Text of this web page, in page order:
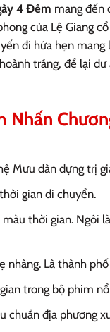
4 Đêm mang đến
của Lệ Giang
đi hứa hẹn
tráng, để lại
Nhấn
Mưu dàn dựng trị
gian di chuyển.
thời gian. Ngôi
Là thành
trong bộ phim
chuẩn địa phương